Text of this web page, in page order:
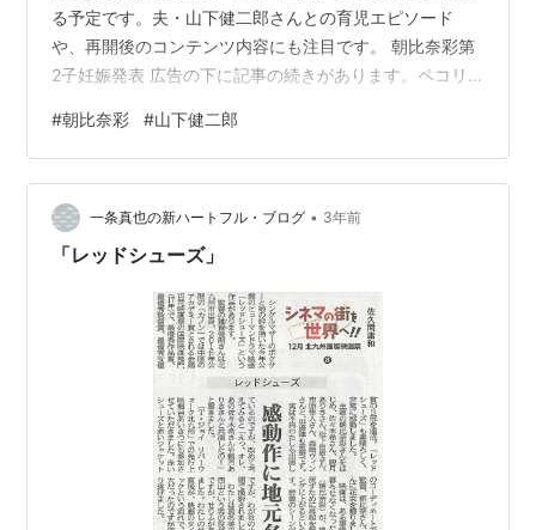
る予定です。夫・山下健二郎さんとの育児エピソード
や、再開後のコンテンツ内容にも注目です。 朝比奈彩第
2子妊娠発表 広告の下に記事の続きがあります。ペコリ
し、YouTube活動を一時休止することを公表しました。
本記事では、その背景や家族への想い、今後の展望につ
いて詳しく整理します。 要点 朝比奈彩がYouTubeで第2
子妊娠を報告！内容は？ 2024年4月1日に第2子の妊娠を
YouTubeで発表し、8月の活動再開を予定。…
#朝比奈彩 #山下健二郎
一条真也の新ハートフル・ブログ • 3年前
「レッドシューズ」